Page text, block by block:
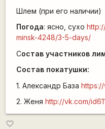
Шлем (при его наличии)
Погода: ясно, сухо
minsk-4248/3-5-days/
Состав участников
Состав покатушки:
1. Александр База
2. Женя http://vk.com/
favorite_border